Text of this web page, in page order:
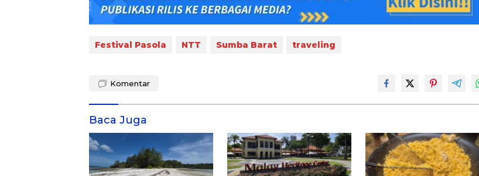
Festival Pasola NTT Sumba Barat traveling
Komentar
Baca Juga